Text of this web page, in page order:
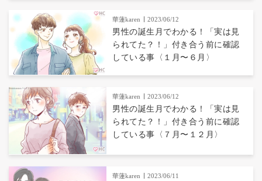
華蓮karen 2023/06/12
男性の誕生月でわかる！「実は見
られてた？！」付き合う前に確認
している事〈１月〜６月〉
華蓮karen 2023/06/12
男性の誕生月でわかる！「実は見
られてた？！」付き合う前に確認
している事〈７月〜１２月〉
華蓮karen 2023/06/11